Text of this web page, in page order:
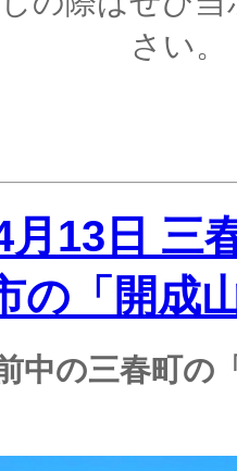
さい。
月13日 三
の「開成
中の三春町の